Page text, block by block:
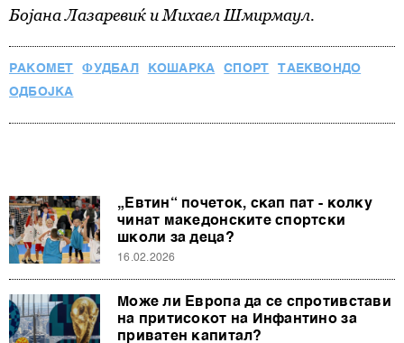
Бојана Лазаревиќ и Михаел Шмирмаул.
РАКОМЕТ ФУДБАЛ КОШАРКА СПОРТ
ТАЕКВОНДО
ОДБОЈКА
„Евтин“ почеток, скап пат - колку
чинат македонските спортски
школи за деца?
16.02.2026
Може ли Европа да се спротивстави
на притисокот на Инфантино за
приватен капитал?